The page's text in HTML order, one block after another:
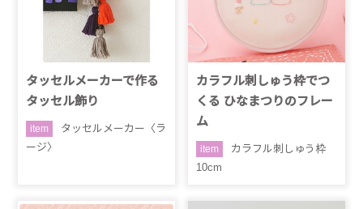
タッセルメーカーで作る
タッセル飾り
item
タッセルメーカー〈ラ
ージ〉
カラフル刺しゅう枠でつ
くる ひなまつりのフレー
ム
item
カラフル刺しゅう枠
10cm